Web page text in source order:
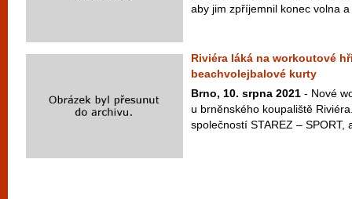
aby jim zpříjemnil konec volna
Riviéra láká na workoutové
beachvolejbalové kurty
Brno, 10. srpna 2021 - Nové
u brněnského koupaliště
společností STAREZ – SPORT,